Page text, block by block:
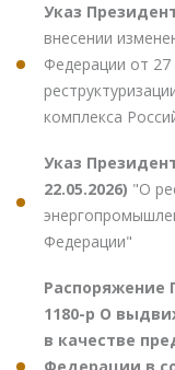
Указ
внесении
Федерации от
комплекса
Указ
22.05.2026) "О
Федерации"
Распоряжение
1180-р О
в качестве